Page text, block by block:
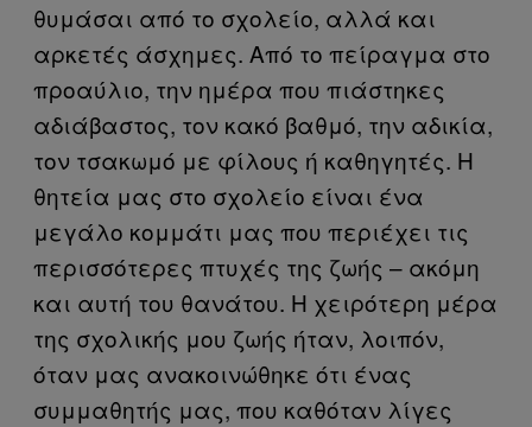
θυμάσαι από το σχολείο, αλλά και
αρκετές άσχημες. Από το πείραγμα στο
προαύλιο, την ημέρα που πιάστηκες
αδιάβαστος, τον κακό βαθμό, την αδικία,
τον τσακωμό με φίλους ή καθηγητές. Η
θητεία μας στο σχολείο είναι ένα
μεγάλο κομμάτι μας που περιέχει τις
περισσότερες πτυχές της ζωής – ακόμη
και αυτή του θανάτου. Η χειρότερη μέρα
της σχολικής μου ζωής ήταν, λοιπόν,
όταν μας ανακοινώθηκε ότι ένας
συμμαθητής μας, που καθόταν λίγες